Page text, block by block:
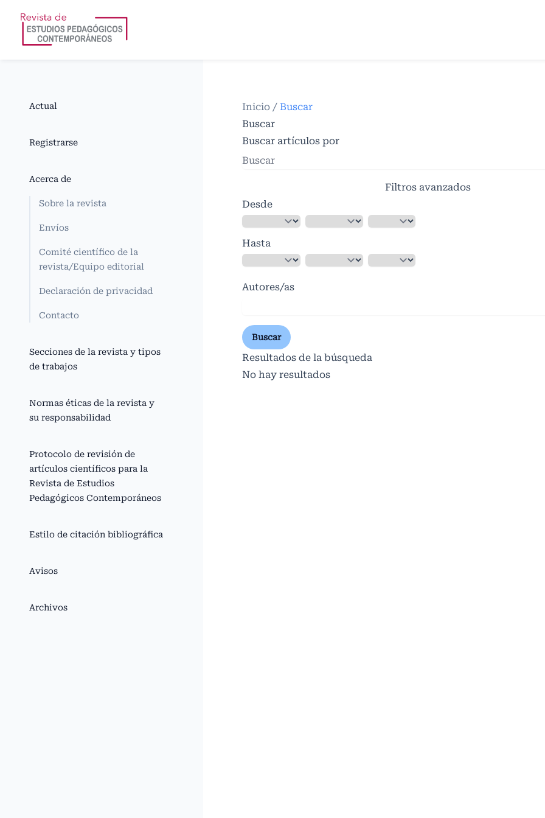
Actual
Registrarse
Acerca de
Sobre la revista
Envíos
Comité científico de la
revista/Equipo editorial
Declaración de privacidad
Contacto
Secciones de la revista y tipos
de trabajos
Normas éticas de la revista y
su responsabilidad
Protocolo de revisión de
artículos científicos para la
Revista de Estudios
Pedagógicos Contemporáneos
Estilo de citación bibliográfica
Avisos
Archivos
Inicio / Buscar
Buscar
Buscar artículos por
Filtros avanzados
Desde
Hasta
Autores/as
Buscar
Resultados de la búsqueda
No hay resultados